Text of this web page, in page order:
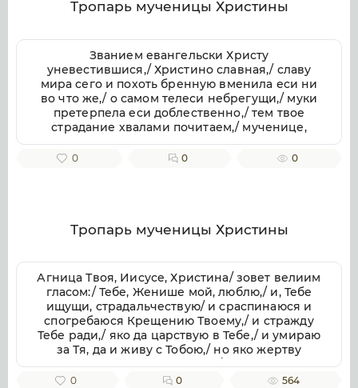
Тропарь мученицы Христины
Званием евангельски Христу
уневестившися,/ Христино славная,/ славу
мира сего и похоть бренную вменила еси ни
во что же,/ о самом телеси небрегущи,/ муки
претерпела еси доблественно,/ тем твое
страдание хвалами почитаем,/ мученице,
Христу тезоименитая.
0 0 0
Тропарь мученицы Христины
Агница Твоя, Иисусе, Христина/ зовет велиим
гласом:/ Тебе, Женише мой, люблю,/ и, Тебе
ищущи, страдальчествую/ и сраспинаюся и
спогребаюся Крещению Твоему,/ и стражду
Тебе ради,/ яко да царствую в Тебе,/ и умираю
за Тя, да и живу с Тобою,/ но яко жертву
непорочную приими мя,/ с любовию
пожершуюся Тебе.// Тоя молитвами, яко
0 0 564